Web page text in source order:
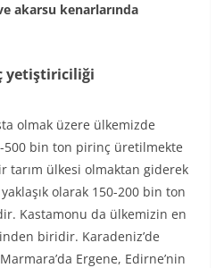
akarsu kenarlarında
yetiştiriciliği
olmak üzere ülkemizde
500 bin ton pirinç üretilmekte
tarım ülkesi olmaktan giderek
olarak 150-200 bin ton
Kastamonu da ülkemizin en
biridir. Karadeniz’de
Ergene, Edirne’nin